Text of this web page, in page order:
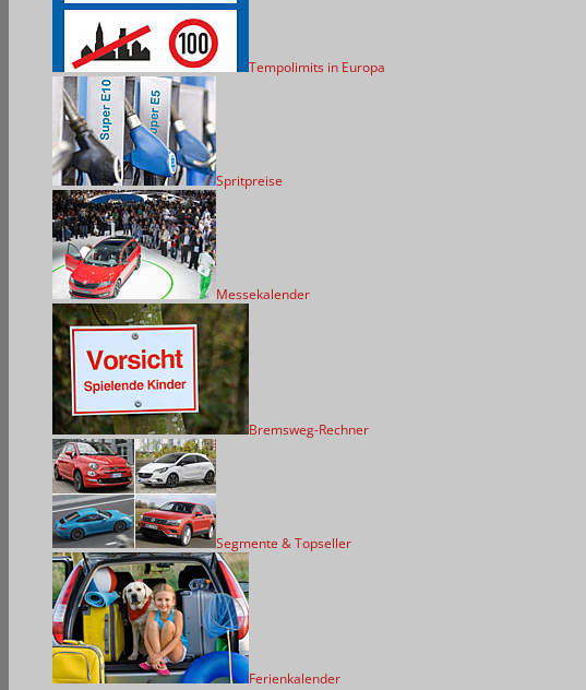
Tempolimits in Europa
Spritpreise
Messekalender
Bremsweg-Rechner
Segmente & Topseller
Ferienkalender